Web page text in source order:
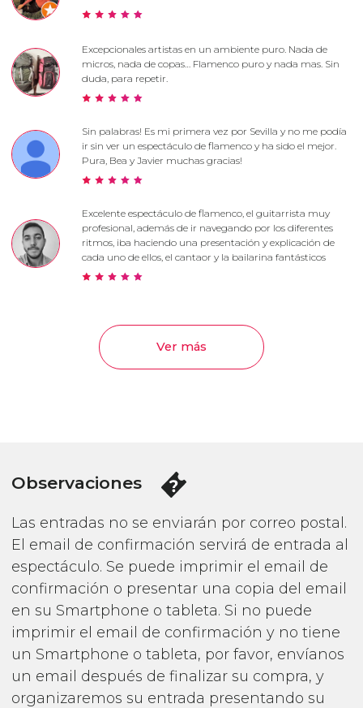
Excepcionales artistas en un ambiente puro. Nada de
micros, nada de copas… Flamenco puro y nada mas. Sin
duda, para repetir.
Sin palabras! Es mi primera vez por Sevilla y no me podía
ir sin ver un espectáculo de flamenco y ha sido el mejor.
Pura, Bea y Javier muchas gracias!
Excelente espectáculo de flamenco, el guitarrista muy
profesional, además de ir navegando por los diferentes
ritmos, iba haciendo una presentación y explicación de
cada uno de ellos, el cantaor y la bailarina fantásticos
Ver más
Observaciones
Las entradas no se enviarán por correo postal.
El email de confirmación servirá de entrada al
espectáculo. Se puede imprimir el email de
confirmación o presentar una copia del email
en su Smartphone o tableta. Si no puede
imprimir el email de confirmación y no tiene
un Smartphone o tableta, por favor, envíanos
un email después de finalizar su compra, y
organizaremos su entrada presentando su